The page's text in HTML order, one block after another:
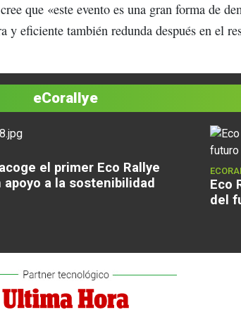
que «este evento es una gran forma de
y eficiente también redunda después en el
eCorallye
el primer Eco Rallye
a la sostenibilidad
Eco
del